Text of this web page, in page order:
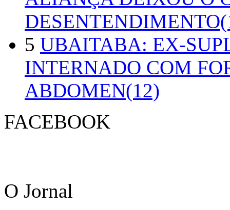
5 UBAITABA: EX-
INTERNADO COM
ABDOMEN(12)
FACEBOOK
O Jornal